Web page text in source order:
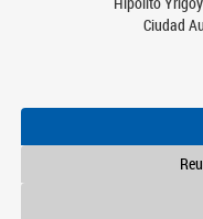
Ciudad